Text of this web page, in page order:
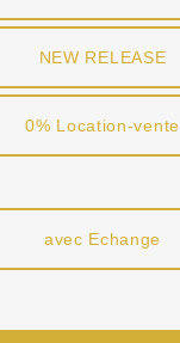
NEW RELEASE
0% Location-vente
avec Echange